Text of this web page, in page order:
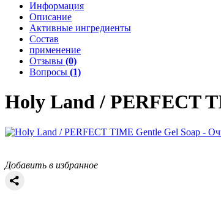
Информация
Описание
Активные ингредиенты
Состав
применение
Отзывы (0)
Вопросы (1)
Holy Land / PERFECT
Добавить в избранное